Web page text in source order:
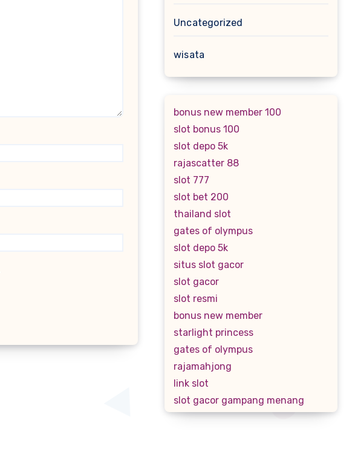
Uncategorized
wisata
bonus new member 100
slot bonus 100
slot depo 5k
rajascatter 88
slot 777
slot bet 200
thailand slot
gates of olympus
slot depo 5k
situs slot gacor
slot gacor
slot resmi
bonus new member
starlight princess
gates of olympus
rajamahjong
link slot
slot gacor gampang menang